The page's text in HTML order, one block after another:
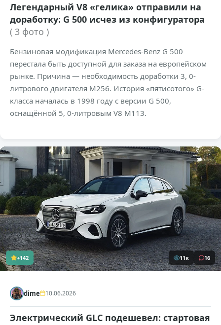
Легендарный V8 «гелика» отправили на
доработку: G 500 исчез из конфигуратора
( 3 фото )
Бензиновая модификация Mercedes-Benz G 500
перестала быть доступной для заказа на европейском
рынке. Причина — необходимость доработки 3, 0-
литрового двигателя M256. История «пятисотого» G-
класса началась в 1998 году с версии G 500,
оснащённой 5, 0-литровым V8 M113.
+142 11к 16
dime 10.06.2026
Электрический GLC подешевел: стартовая